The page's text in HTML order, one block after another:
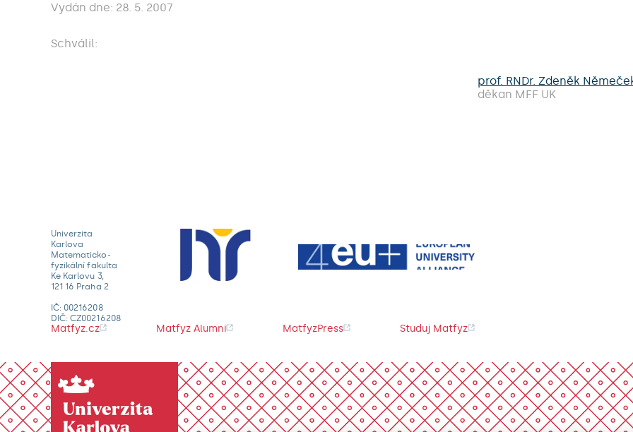
Vydán dne: 28. 5. 2007
Schválil:
prof. RNDr. Zdeněk
děkan MFF UK
Univerzita
Karlova
Matematicko-
fyzikální fakulta
Ke Karlovu 3,
121 16 Praha 2
IČ: 00216208
DIČ: CZ00216208
Matfyz.cz Matfyz Alumni MatfyzPress Studuj Matfyz